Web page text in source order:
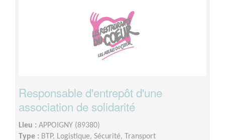
Responsable d'entrepôt d'une
association de solidarité
Lieu : APPOIGNY (89380)
Type : BTP, Logistique, Sécurité, Transport